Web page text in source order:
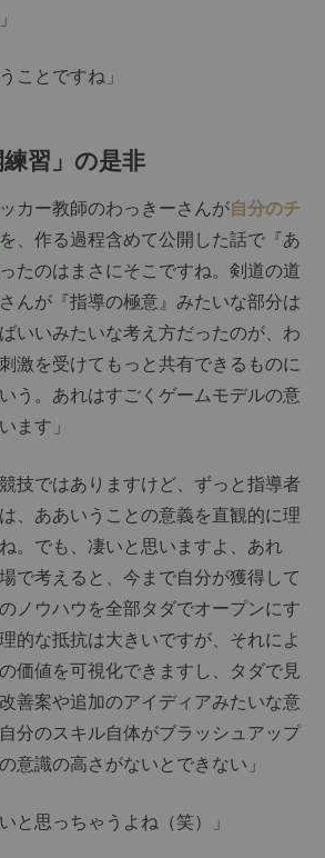
ことですね」
習」の是非
カー教師のわっきーさんが自分のチ
を、作る過程含めて公開した話で『あ
たのはまさにそこですね。剣道の道
んが『指導の極意』みたいな部分は
いいみたいな考え方だったのが、わ
激を受けてもっと共有できるものに
う。あれはすごくゲームモデルの意
ます」
技ではありますけど、ずっと指導者
、ああいうことの意義を直観的に理
。でも、凄いと思いますよ、あれ
で考えると、今まで自分が獲得して
ノウハウを全部タダでオープンにす
的な抵抗は大きいですが、それによ
価値を可視化できますし、タダで見
善案や追加のアイディアみたいな意
分のスキル自体がブラッシュアップ
意識の高さがないとできない」
と思っちゃうよね（笑）」